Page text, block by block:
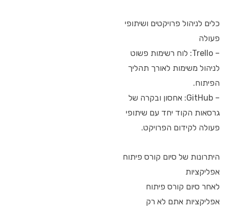
כלים לניהול פרויקטים ושיתופי
פעולה
– Trello: לוח רשימות פשוט
לניהול משימות לאורך תהליך
הפיתוח.
– GitHub: אחסון ובקרה של
גרסאות הקוד יחד עם שיתופי
פעולה לקידום הפרויקט.
היתרונות של סיום קורס פיתוח
אפליקציות
לאחר סיום קורס פיתוח
אפליקציות אתם לא רק